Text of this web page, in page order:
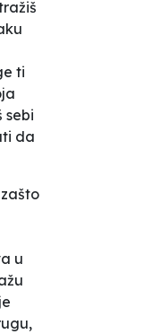
ti
sebi
da
u